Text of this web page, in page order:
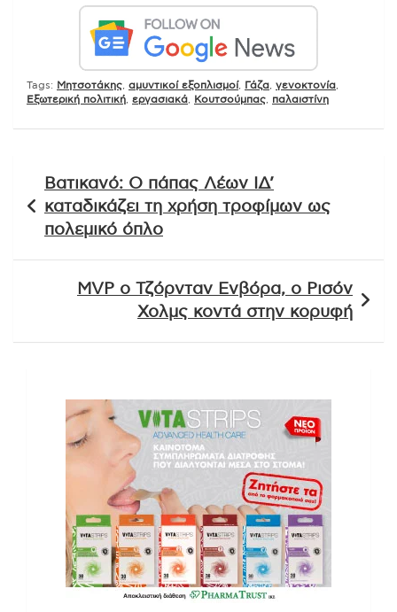
Tags: Mητσοτάκης αμυντικοί εξοπλισμοί, Γάζα γενοκτονία
Εξωτερική πολιτική εργασιακά Κουτσούμπας παλαιστίνη
άρθρων
Βατικανό: Ο πάπας Λέων ΙΔ’
καταδικάζει τη χρήση τροφίμων ως
πολεμικό όπλο
MVP ο Τζόρνταν Ενβόρα, ο Ρισόν
Χολμς κοντά στην κορυφή